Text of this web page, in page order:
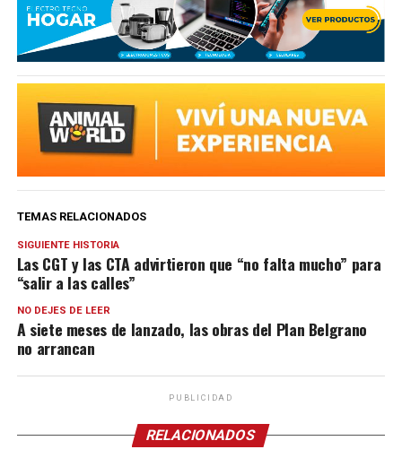
TEMAS RELACIONADOS
SIGUIENTE HISTORIA
Las CGT y las CTA advirtieron que “no falta mucho” para
“salir a las calles”
NO DEJES DE LEER
A siete meses de lanzado, las obras del Plan Belgrano
no arrancan
PUBLICIDAD
RELACIONADOS